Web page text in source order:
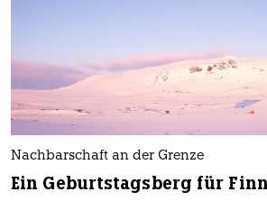
Nachbarschaft an der Grenze
Ein Geburtstagsberg für